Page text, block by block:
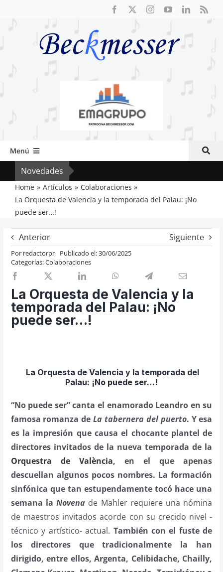
Menú
Inicio
Actual
Artículos
Crítica
Previos de ópera
Entrevistas
Recomendación
Nosotros y privacidad
Buscar:
Novedades
Home Artículos
Colaboraciones
La Orquesta de Valencia y la temporada del Palau: ¡No
puede ser…!
Anterior Siguiente
Por redactorpr
Publicado el: 30/06/2025
Categorías:Colaboraciones
La Orquesta de Valencia y la
temporada del Palau: ¡No
puede ser…!
La Orquesta de Valencia y la temporada del
Palau: ¡No puede ser…!
“No puede ser” canta el enamorado Leandro en su
famosa romanza deLa tabernera del puerto. Y esa
es la impresión que causa el chocante plantel de
directores invitados de la nueva temporada de la
Orquestra de València, en el que apenas
descuellan algunos pocos nombres. La formación
sinfónica que tan estupendamente tocó hace una
semana laNovena de Mahler requiere una nómina
de maestros invitados acorde con su crecido nivel -
técnico y artístico- actual. También con el fuste de
los directores que tradicionalmente la han
dirigido, entre ellos, Argenta, Celibidache, Chailly,